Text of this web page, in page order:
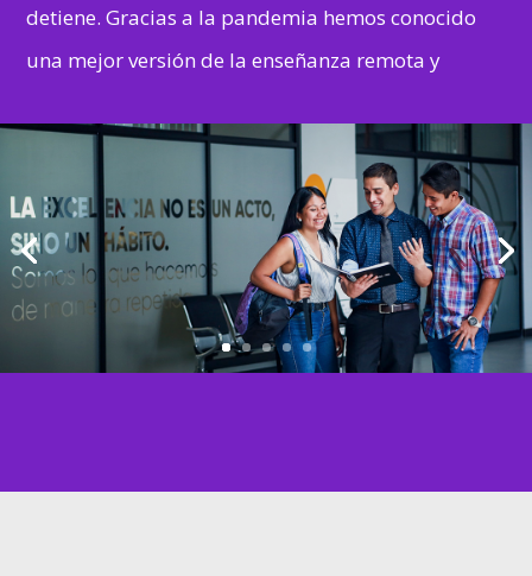
detiene. Gracias a la pandemia hemos conocido
una mejor versión de la enseñanza remota y